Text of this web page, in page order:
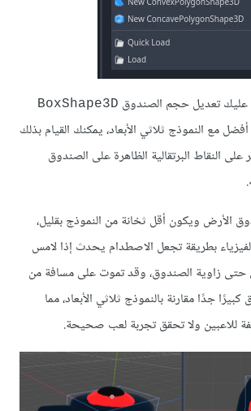
عليك تعديل حجم الصندوق BoxShape3D
مع النموذج ثلاثي الأبعاد، يمكنك القيام بذلك
النقاط البرتقالية الظاهرة على الصندوق
الأرض ويكون أقل ثخانة من النموذج بقليل،
بطريقة تجعل الاصطدام يحدث إذا لامس
حتى زاوية الصندوق، وقد تموت على مسافة من
جدًا مقارنة بالنموذج ثلاثي الأبعاد، مما
للاعبين ولا تحقق تجربة لعب صحيحة.